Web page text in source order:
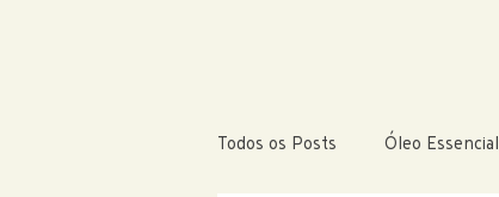
Todos os Posts Óleo Essencial